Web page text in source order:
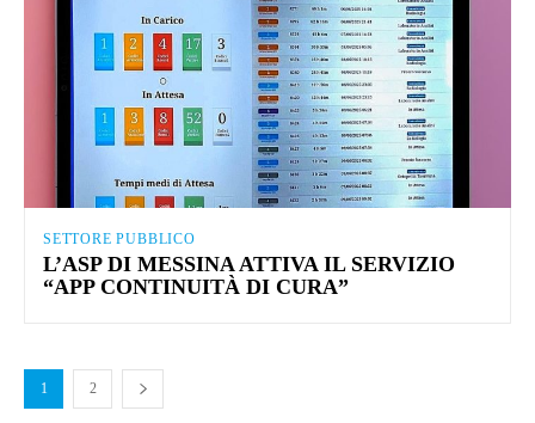
SETTORE PUBBLICO
L’ASP DI MESSINA ATTIVA IL SERVIZIO
“APP CONTINUITÀ DI CURA”
1 2